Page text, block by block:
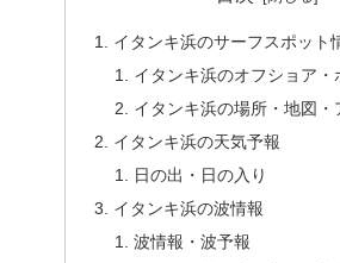
イタンキ浜のサーフスポット
イタンキ浜のオフショア・
イタンキ浜の場所・地図・
イタンキ浜の天気予報
日の出・日の入り
イタンキ浜の波情報
波情報・波予報